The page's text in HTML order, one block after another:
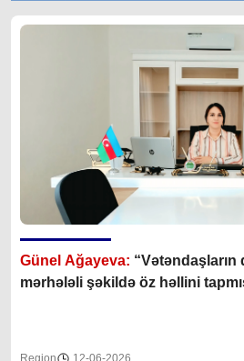
Günel Ağayeva: “Vətəndaşların
mərhələli şəkildə öz həllini
Region 12-06-2026